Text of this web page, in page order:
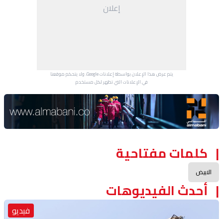
إعلان
يتم عرض هذا الإعلان بواسطة إعلانات Google، ولا يتحكم موقعنا
في الإعلانات التي تظهر لكل مستخدم.
Advertisement Section
كلمات مفتاحية
الابيض
أحدث الفيديوهات
فيديو